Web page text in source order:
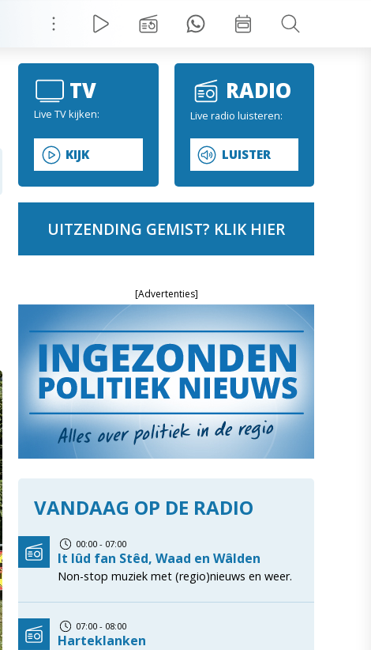
TV
Live TV kijken:
KIJK
RADIO
Live radio luisteren:
LUISTER
UITZENDING GEMIST? KLIK HIER
[Advertenties]
VANDAAG OP DE RADIO
00:00 - 07:00
It lûd fan Stêd, Waad en Wâlden
Non-stop muziek met (regio)nieuws en weer.
07:00 - 08:00
Harteklanken